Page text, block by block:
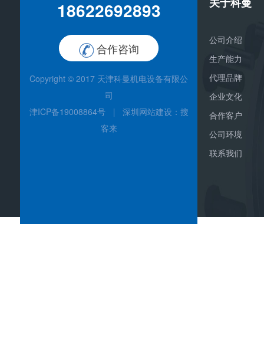
18622692893
合作咨询
Copyright © 2017 天津科曼机电设备有限公
司
津ICP备19008864号
深圳网站建设 ：搜
客来
公司介绍
生产能力
代理品牌
企业文化
合作客户
公司环境
联系我们